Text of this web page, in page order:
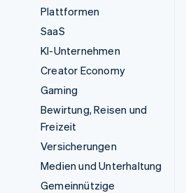
Plattformen
SaaS
KI-Unternehmen
Creator Economy
Gaming
Bewirtung, Reisen und
Freizeit
Versicherungen
Medien und Unterhaltung
Gemeinnützige